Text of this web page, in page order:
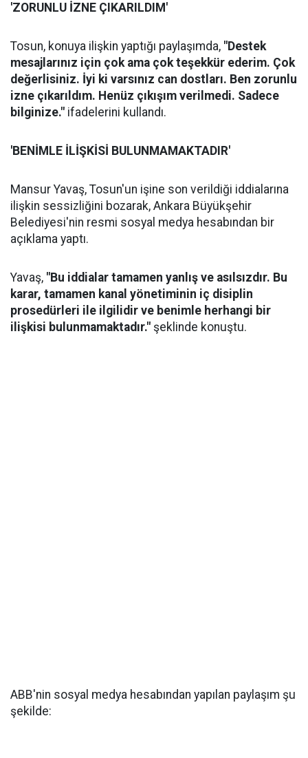
'ZORUNLU İZNE ÇIKARILDIM'
Tosun, konuya ilişkin yaptığı paylaşımda, "Destek
mesajlarınız için çok ama çok teşekkür ederim. Çok
değerlisiniz. İyi ki varsınız can dostları. Ben zorunlu
izne çıkarıldım. Henüz çıkışım verilmedi. Sadece
bilginize." ifadelerini kullandı.
'BENİMLE İLİŞKİSİ BULUNMAMAKTADIR'
Mansur Yavaş, Tosun'un işine son verildiği iddialarına
ilişkin sessizliğini bozarak, Ankara Büyükşehir
Belediyesi'nin resmi sosyal medya hesabından bir
açıklama yaptı.
Yavaş, "Bu iddialar tamamen yanlış ve asılsızdır. Bu
karar, tamamen kanal yönetiminin iç disiplin
prosedürleri ile ilgilidir ve benimle herhangi bir
ilişkisi bulunmamaktadır." şeklinde konuştu.
ABB'nin sosyal medya hesabından yapılan paylaşım şu
şekilde: